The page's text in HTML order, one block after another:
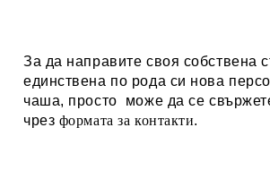
За да направите своя собствена
единствена по рода си нова
чаша, просто може да се
чрез формата за контакти.